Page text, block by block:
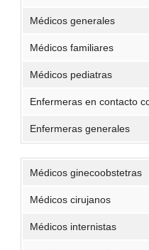
Médicos generales
Médicos familiares
Médicos pediatras
Enfermeras en contacto
Enfermeras generales
Médicos ginecoobstetras
Médicos cirujanos
Médicos internistas